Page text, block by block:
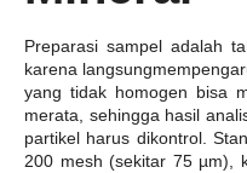
Preparasi sampel adalah
karena
yang tidak homogen bisa
merata, sehingga hasil
partikel harus dikontrol.
200 mesh (sekitar 75 µm),